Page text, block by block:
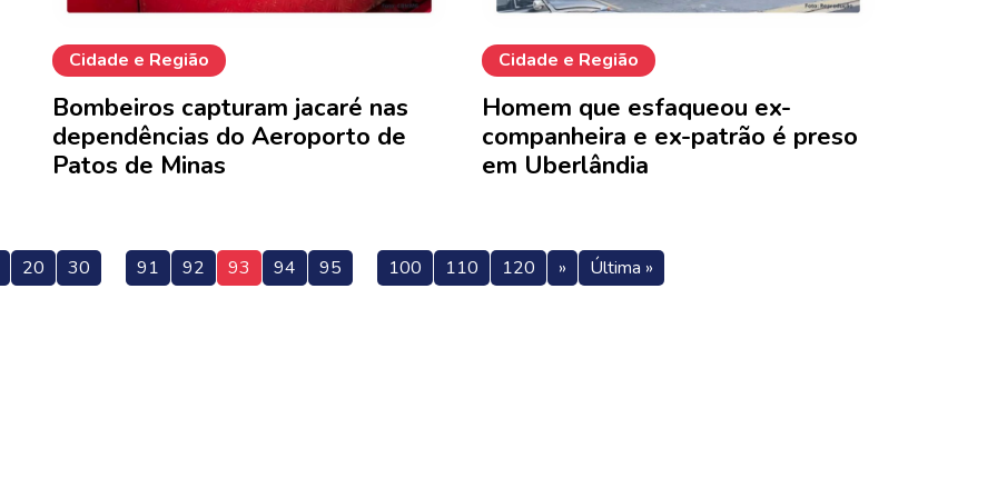
Cidade e Região
Bombeiros capturam jacaré nas
dependências do Aeroporto de
Patos de Minas
Cidade e Região
Homem que esfaqueou ex-
companheira e ex-patrão é preso
em Uberlândia
20 30 91 92 93 94 95 100 110 120 » Última »